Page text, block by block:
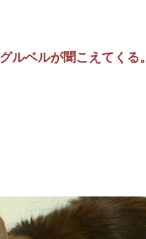
ルベルが聞こえてくる。